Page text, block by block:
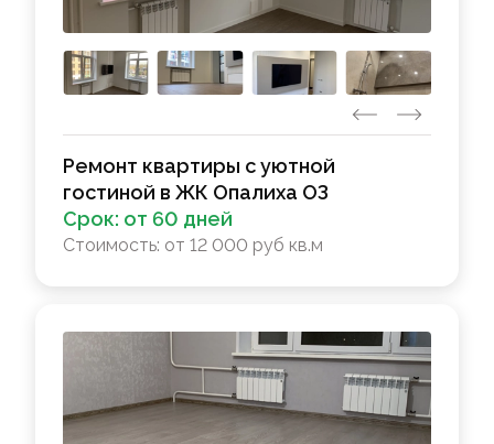
Ремонт квартиры с уютной
гостиной в ЖК Опалиха ОЗ
Срок: от 60 дней
Стоимость: от 12 000 руб кв.м